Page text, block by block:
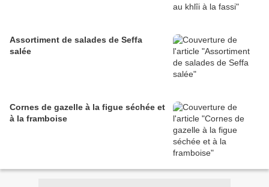
Assortiment de salades de Seffa
salée
Cornes de gazelle à la figue séchée et
à la framboise